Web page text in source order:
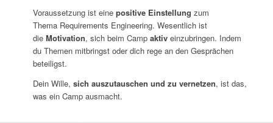
Voraussetzung ist eine positive Einstellung zum
Thema Requirements Engineering. Wesentlich ist
die Motivation, sich beim Camp aktiveinzubringen. Indem
du Themen mitbringst oder dich rege an den Gesprächen
beteiligst.
Dein Wille, sich auszutauschen und zu vernetzen, ist das,
was ein Camp ausmacht.